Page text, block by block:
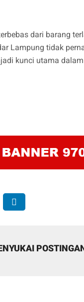
dari barang
Lampung tidak
kunci utama